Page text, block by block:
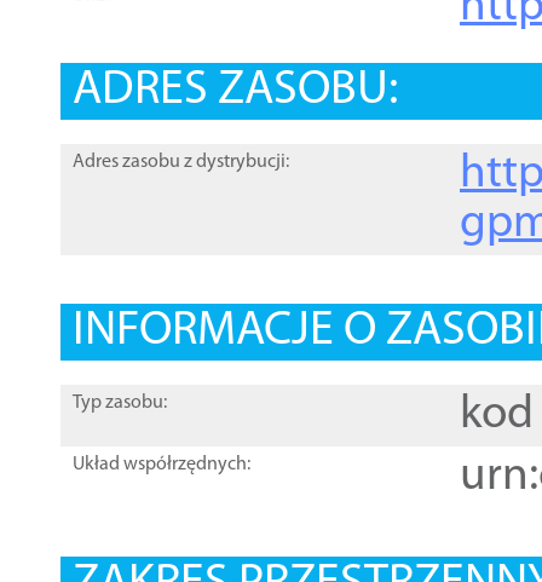
ADRES ZASOBU:
Adres zasobu z dystrybucji:
INFORMACJE O
Typ zasobu: kod
Układ współrzędnych: